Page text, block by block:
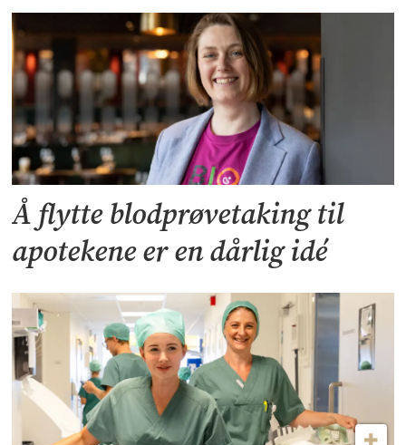
Å flytte blodprøvetaking til
apotekene er en dårlig idé